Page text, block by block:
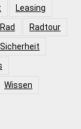
Leasing
Rad
Radtour
Sicherheit
Wissen